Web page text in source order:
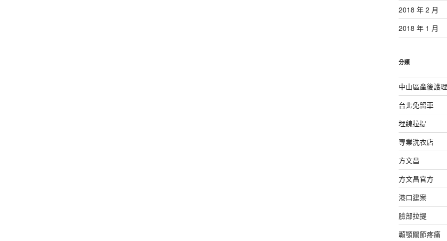
2018 年 2 月
2018 年 1 月
分類
中山區產後護
台北免留車
埋線拉提
專業洗衣店
方文昌
方文昌官方
港口建案
臉部拉提
顳顎關節疼痛